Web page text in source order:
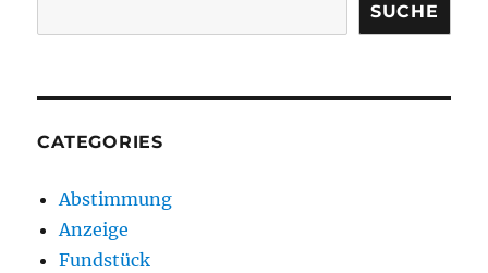
SUCHE
CATEGORIES
Abstimmung
Anzeige
Fundstück